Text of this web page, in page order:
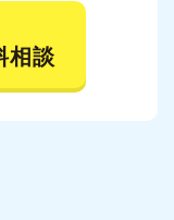
相談